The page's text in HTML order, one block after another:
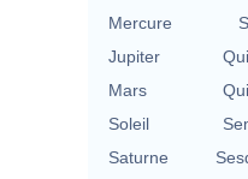
Mercure
Jupiter
Mars
Soleil
Saturne